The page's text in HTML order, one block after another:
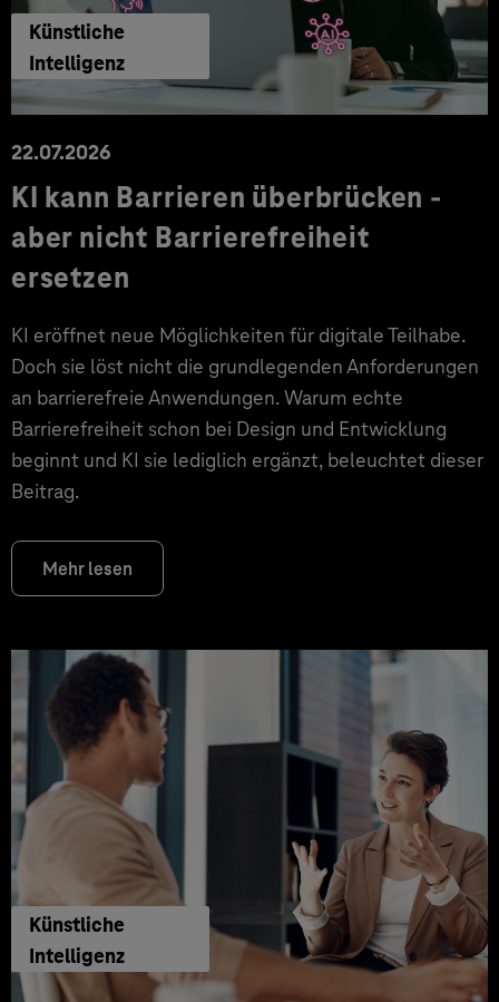
Künstliche
Intelligenz
22.07.2026
KI kann Barrieren überbrücken -
aber nicht Barrierefreiheit
ersetzen
KI eröffnet neue Möglichkeiten für digitale Teilhabe.
Doch sie löst nicht die grundlegenden Anforderungen
an barrierefreie Anwendungen. Warum echte
Barrierefreiheit schon bei Design und Entwicklung
beginnt und KI sie lediglich ergänzt, beleuchtet dieser
Beitrag.
Mehr lesen
Künstliche
Intelligenz